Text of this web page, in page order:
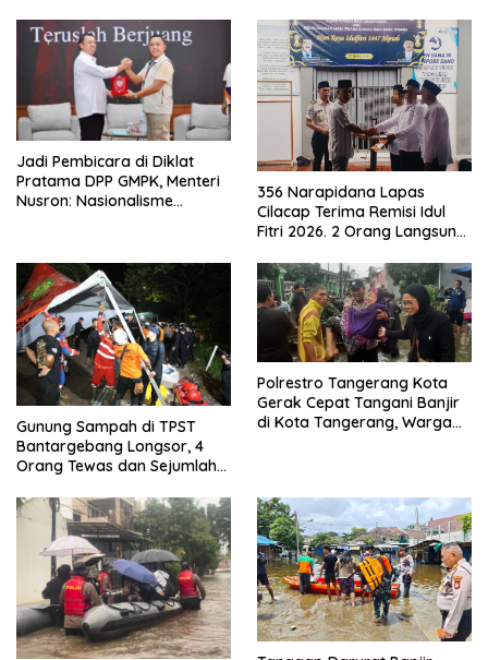
Jadi Pembicara di Diklat
Pratama DPP GMPK, Menteri
Nusron: Nasionalisme
356 Narapidana Lapas
Cilacap Terima Remisi Idul
Fitri 2026. 2 Orang Langsung
Gunung Sampah di TPST
Bantargebang Longsor, 4
Orang Tewas dan Sejumlah
Polrestro Tangerang Kota
Gerak Cepat Tangani Banjir
di Kota Tangerang, Warga